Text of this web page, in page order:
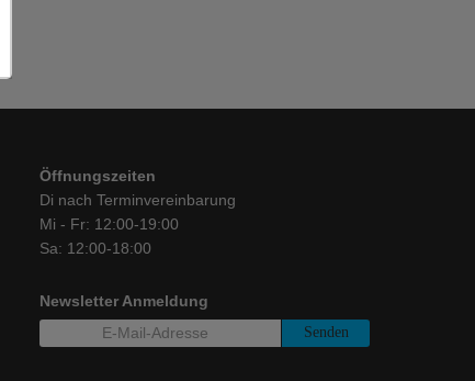
Öffnungszeiten
Di nach Terminvereinbarung
Mi - Fr: 12:00-19:00
Sa: 12:00-18:00
Newsletter Anmeldung